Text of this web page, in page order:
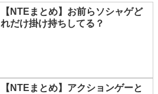
【NTEまとめ】お前らソシャゲど
れだけ掛け持ちしてる？
【NTEまとめ】アクションゲーと